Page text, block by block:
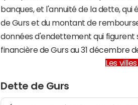
banques, et l'annuité de la dette,
de Gurs et du montant de
données d'endettement qui
financière de Gurs au 31 décembre
Les
Dette de Gurs